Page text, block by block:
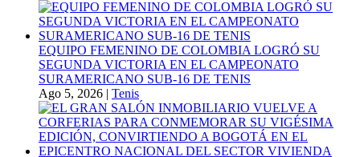
EQUIPO FEMENINO DE COLOMBIA LOGRÓ SU
SEGUNDA VICTORIA EN EL CAMPEONATO
SURAMERICANO SUB-16 DE TENIS
Ago 5, 2026 | Tenis